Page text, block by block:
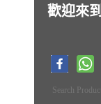
歡迎來